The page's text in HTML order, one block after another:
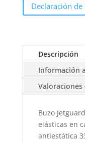
Declaración
Descripción
Información
Valoraciones
Buzo
elásticas en
antiestática